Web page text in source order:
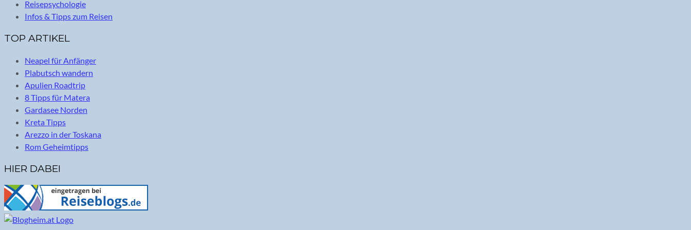
Reisepsychologie
Infos & Tipps zum Reisen
TOP ARTIKEL
Neapel für Anfänger
Plabutsch wandern
Apulien Roadtrip
8 Tipps für Matera
Gardasee Norden
Kreta Tipps
Arezzo in der Toskana
Rom Geheimtipps
HIER DABEI